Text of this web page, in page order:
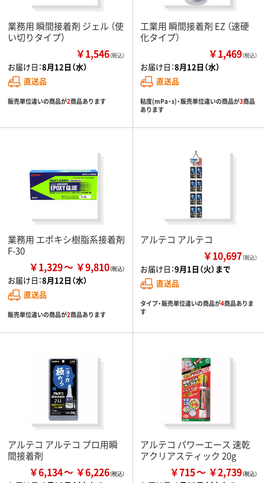
業務用 瞬間接着剤 ジェル （使
い切りタイプ）
￥1,546（税込）
お届け日：8月12日（水）
直送品
販売単位違いの商品が2商品あります
工業用 瞬間接着剤 EZ （速硬
化タイプ）
￥1,469（税込）
お届け日：8月12日（水）
直送品
粘度(mPa・s)・販売単位違いの商品が3商品
あります
業務用 エポキシ樹脂系接着剤
F-30
￥1,329 ￥9,810
お届け日：8月12日（水）
直送品
販売単位違いの商品が2商品あります
アルテコ アルテコ
￥10,697（税込）
お届け日：9月1日（火）まで
直送品
タイプ・販売単位違いの商品が4商品ありま
す
アルテコ アルテコ プロ用瞬
間接着剤
￥6,134 ￥6,226
アルテコ パワーエース 速乾
アクリアスティック 20g
￥715 ￥2,739